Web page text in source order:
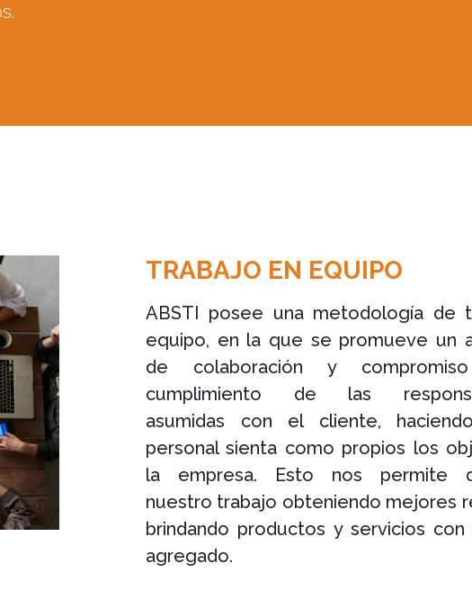
TRABAJO EN EQUIPO
ABSTI posee una metodología de
equipo, en la que se promueve un
de colaboración y
cumplimiento de las
asumidas con el cliente,
personal sienta como propios los
la empresa. Esto nos permite
nuestro trabajo obteniendo mejores
brindando productos y servicios
agregado.